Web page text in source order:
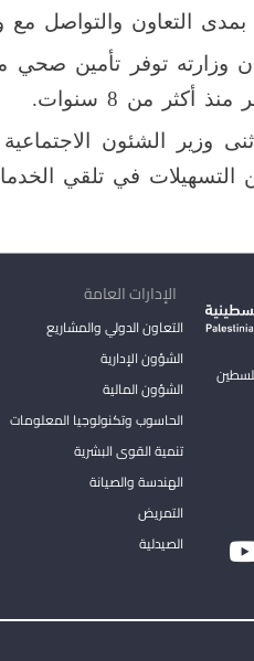
بمدى التعاون والتواصل مع
وزارته توفر تأمين صحي
أكثر من 8 سنوات.
وزير الشئون
التسهيلات في تلقي
الإدارات العامة
التعاون الدولي والمشاريع
الشؤون الإدارية
الشؤون المالية
الحاسوب وتكنولوجيا المعلومات
تنمية القوى البشرية
الهندسة والصيانة
التمريض
الصيدلية